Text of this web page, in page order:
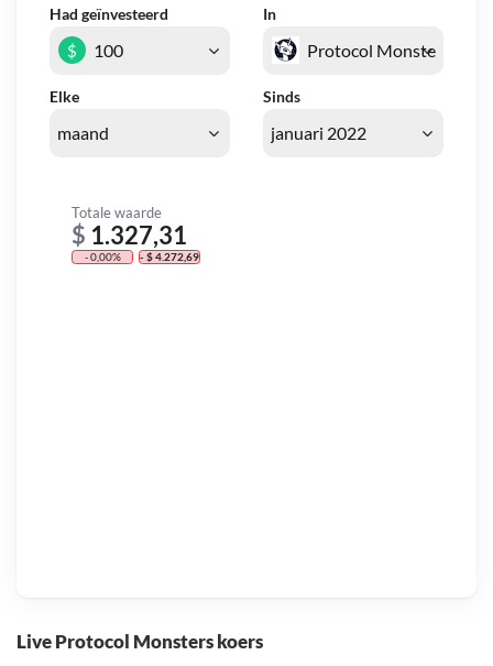
Live Protocol Monsters koers
Had geïnvesteerd In
Elke Sinds
$
Totale waarde
$ 1.327,31
- 0,00% - $ 4.272,69